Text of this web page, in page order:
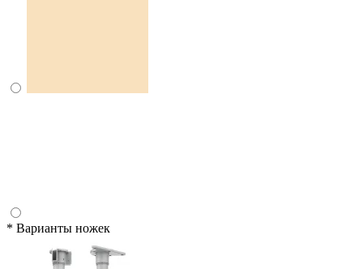
* Варианты ножек